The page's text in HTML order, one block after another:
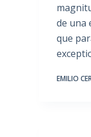
de una
que
EMILIO